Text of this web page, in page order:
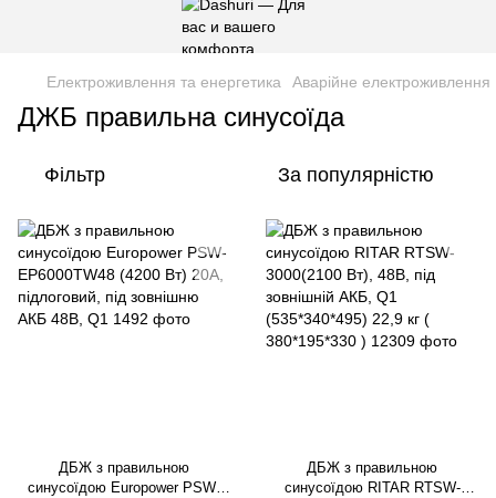
Електроживлення та енергетика Аварійне електроживлення
ДЖБ правильна синусоїда
Фільтр За популярністю
ДБЖ з правильною
синусоїдою Europower PSW-
ДБЖ з правильною
синусоїдою RITAR RTSW-